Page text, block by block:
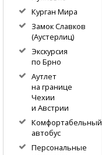
Курган Мира
Замок Славков
(Аустерлиц)
Экскурсия
по Брно
Аутлет
на границе
Чехии
и Австрии
Комфортабельный
автобус
Персональные